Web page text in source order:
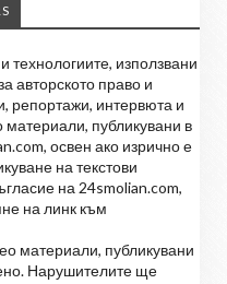
използвани
авторското право и
репортажи, интервюта и
материали, публикувани в
освен ако изрично е
на текстови
на 24smolian.com,
на линк към
материали, публикувани
Нарушителите ще